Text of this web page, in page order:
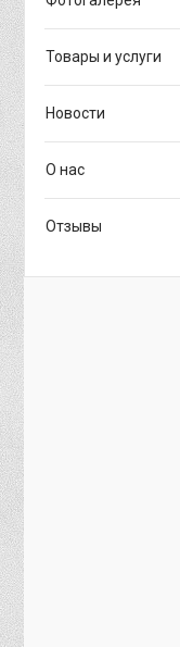
Товары и услуги
Новости
О нас
Отзывы